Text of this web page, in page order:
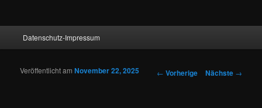
Zum Inhalt wechseln
Zum sekundären Inhalt wechseln
Datenschutz-Impressum
Artikelnavigation
← Vorherige Nächste →
Veröffentlicht amNovember 22, 2025